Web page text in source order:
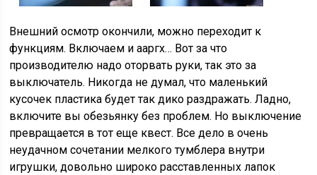
Внешний осмотр окончили, можно переходит к
функциям. Включаем и ааргх… Вот за что
производителю надо оторвать руки, так это за
выключатель. Никогда не думал, что маленький
кусочек пластика будет так дико раздражать. Ладно,
включите вы обезьянку без проблем. Но выключение
превращается в тот еще квест. Все дело в очень
неудачном сочетании мелкого тумблера внутри
игрушки, довольно широко расставленных лапок